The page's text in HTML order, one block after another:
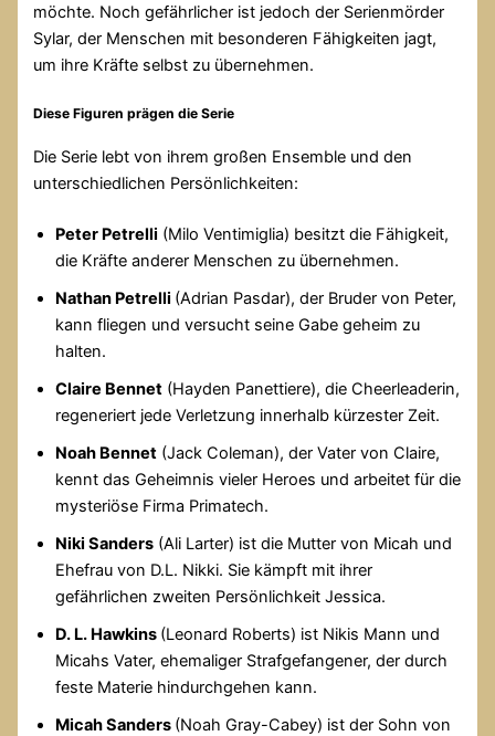
möchte. Noch gefährlicher ist jedoch der Serienmörder
Sylar, der Menschen mit besonderen Fähigkeiten jagt,
um ihre Kräfte selbst zu übernehmen.
Diese Figuren prägen die Serie
Die Serie lebt von ihrem großen Ensemble und den
unterschiedlichen Persönlichkeiten:
Peter Petrelli (Milo Ventimiglia) besitzt die Fähigkeit,
die Kräfte anderer Menschen zu übernehmen.
Nathan Petrelli (Adrian Pasdar), der Bruder von Peter,
kann fliegen und versucht seine Gabe geheim zu
halten.
Claire Bennet (Hayden Panettiere), die Cheerleaderin,
regeneriert jede Verletzung innerhalb kürzester Zeit.
Noah Bennet (Jack Coleman), der Vater von Claire,
kennt das Geheimnis vieler Heroes und arbeitet für die
mysteriöse Firma Primatech.
Niki Sanders (Ali Larter) ist die Mutter von Micah und
Ehefrau von D.L. Nikki. Sie kämpft mit ihrer
gefährlichen zweiten Persönlichkeit Jessica.
D. L. Hawkins (Leonard Roberts) ist Nikis Mann und
Micahs Vater, ehemaliger Strafgefangener, der durch
feste Materie hindurchgehen kann.
Micah Sanders (Noah Gray-Cabey) ist der Sohn von